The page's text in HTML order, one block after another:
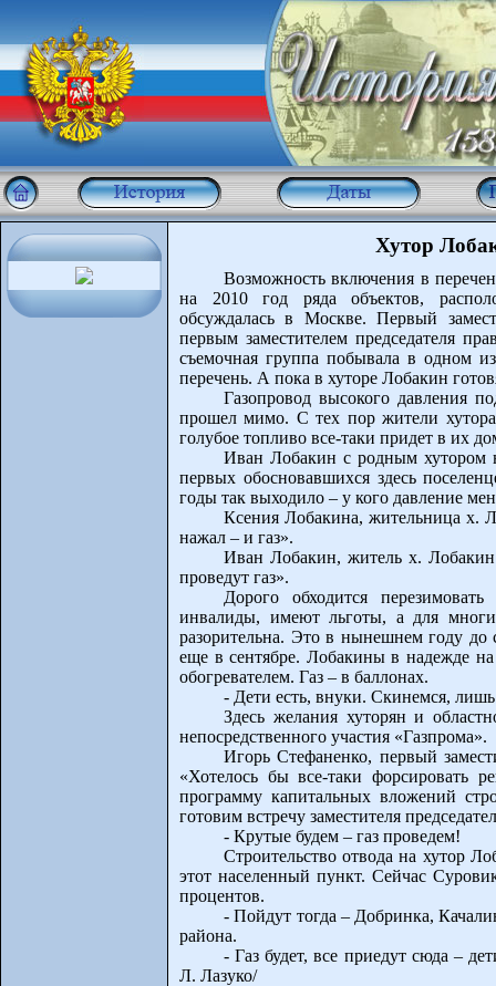
Хутор
Возможность включения в
на 2010 год ряда объектов,
обсуждалась в Москве. Первый
первым заместителем председателя
съемочная группа побывала в одном
перечень. А пока в хуторе Лобакин
Газопровод высокого давления
прошел мимо. С тех пор жители
голубое топливо все-таки придет в их
Иван Лобакин с родным хутором
первых обосновавшихся здесь
годы так выходило – у кого давление
Ксения Лобакина, жительница х.
нажал – и газ».
Иван Лобакин, житель х.
проведут газ».
Дорого обходится
инвалиды, имеют льготы, а для
разорительна. Это в нынешнем году
еще в сентябре. Лобакины в надежде на
обогревателем. Газ – в баллонах.
- Дети есть, внуки. Скинемся,
Здесь желания хуторян и
непосредственного участия «Газпрома».
Игорь Стефаненко, первый
«Хотелось бы все-таки форсировать
программу капитальных вложений
готовим встречу заместителя
- Крутые будем – газ проведем!
Строительство отвода на хутор
этот населенный пункт. Сейчас
процентов.
- Пойдут тогда – Добринка,
района.
- Газ будет, все приедут сюда –
Л. Лазуко/